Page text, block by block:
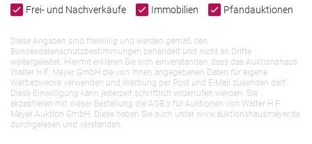
Frei- und Nachverkäufe
Immobilien Pfandauktionen
Diese Angaben sind freiwillig und werden gemäß den
Bundesdatenschutzbestimmungen behandelt und nicht an Dritte
weitergeleitet. Hiermit erklären Sie sich einverstanden, dass das Auktionshaus
Walter H.F. Meyer GmbH die von Ihnen angegebenen Daten für eigene
Werbezwecke verwenden und Werbung per Post und E-Mail zusenden darf.
Diese Einwilligung kann jederzeit schriftlich widerrufen werden. Sie
akzeptieren mit dieser Bestellung die AGB`s für Auktionen von Walter H.F.
Meyer Auktion GmbH. Diese haben Sie auch unter www.auktionshausmeyer.de
durchgelesen und verstanden.